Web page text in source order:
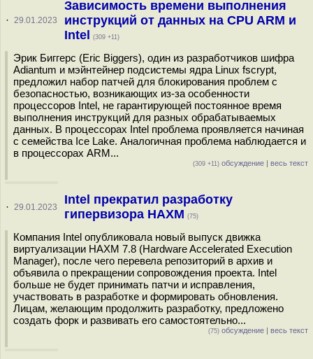
· 29.01.2023
Зависимость времени выполнения
инструкций от данных на CPU ARM и
Intel
(309 +11)
Эрик Биггерс (Eric Biggers), один из разработчиков шифра
Adiantum и мэйнтейнер подсистемы ядра Linux fscrypt,
предложил набор патчей для блокирования проблем с
безопасностью, возникающих из-за особенности
процессоров Intel, не гарантирующей постоянное время
выполнения инструкций для разных обрабатываемых
данных. В процессорах Intel проблема проявляется начиная
с семейства Ice Lake. Аналогичная проблема наблюдается и
в процессорах ARM...
(309 +11) обсуждение | весь текст
· 29.01.2023
Intel прекратил разработку
гипервизора HAXM (75)
Компания Intel опубликовала новый выпуск движка
виртуализации HAXM 7.8 (Hardware Accelerated Execution
Manager), после чего перевела репозиторий в архив и
объявила о прекращении сопровождения проекта. Intel
больше не будет принимать патчи и исправления,
участвовать в разработке и формировать обновления.
Лицам, желающим продолжить разработку, предложено
создать форк и развивать его самостоятельно...
(75) обсуждение | весь текст